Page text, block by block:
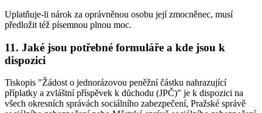
Uplatňuje-li nárok za oprávněnou osobu její zmocněnec, musí
předložit též písemnou plnou moc.
11. Jaké jsou potřebné formuláře a kde jsou k
dispozici
Tiskopis "Žádost o jednorázovou peněžní částku nahrazující
příplatky a zvláštní příspěvek k důchodu (JPČ)" je k dispozici na
všech okresních správách sociálního zabezpečení, Pražské správě